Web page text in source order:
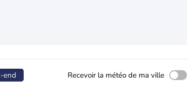
end Recevoir la météo de ma ville